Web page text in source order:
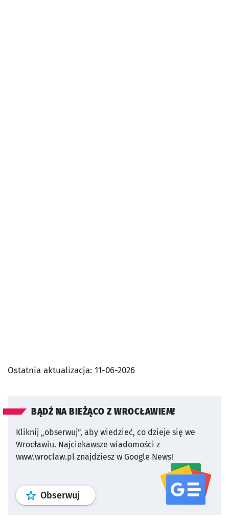
Ostatnia aktualizacja: 11-06-2026
BĄDŹ NA BIEŻĄCO Z WROCŁAWIEM!
Kliknij „obserwuj”, aby wiedzieć, co dzieje się we
Wrocławiu. Najciekawsze wiadomości z
www.wroclaw.pl znajdziesz w Google News!
Obserwuj profil serwisu